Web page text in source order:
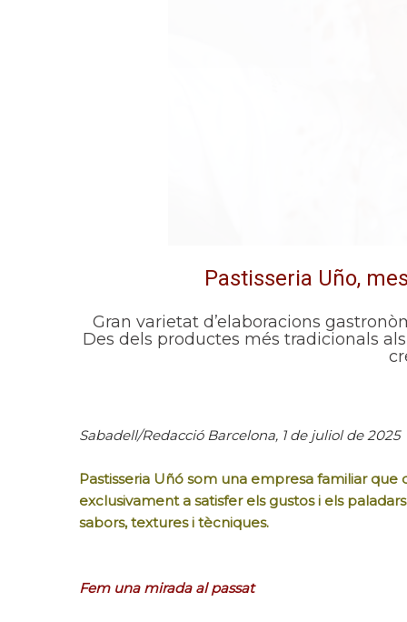
Pastisseria Uño,
Gran varietat d’elaboracions
Des dels productes més tradicionals
Sabadell/Redacció Barcelona, 1 de juliol de 2025
Pastisseria Uñó som una empresa familiar
exclusivament a satisfer els gustos i els
sabors, textures i tècniques.
Fem una mirada al passat